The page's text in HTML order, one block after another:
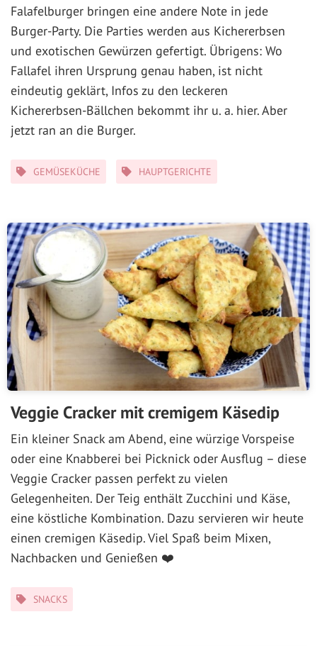
Falafelburger bringen eine andere Note in jede
Burger-Party. Die Parties werden aus Kichererbsen
und exotischen Gewürzen gefertigt. Übrigens: Wo
Fallafel ihren Ursprung genau haben, ist nicht
eindeutig geklärt, Infos zu den leckeren
Kichererbsen-Bällchen bekommt ihr u. a. hier. Aber
jetzt ran an die Burger.
Kategorien
GEMÜSEKÜCHE HAUPTGERICHTE
Veggie Cracker mit cremigem Käsedip
Ein kleiner Snack am Abend, eine würzige Vorspeise
oder eine Knabberei bei Picknick oder Ausflug – diese
Veggie Cracker passen perfekt zu vielen
Gelegenheiten. Der Teig enthält Zucchini und Käse,
eine köstliche Kombination. Dazu servieren wir heute
einen cremigen Käsedip. Viel Spaß beim Mixen,
Nachbacken und Genießen ❤️
Kategorien
SNACKS